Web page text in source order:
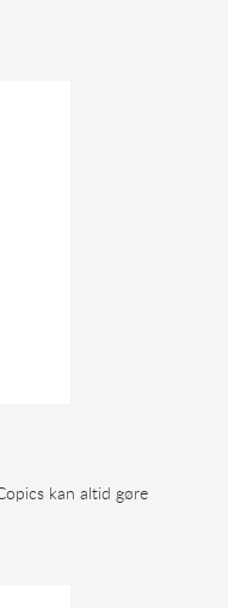
kan altid gøre